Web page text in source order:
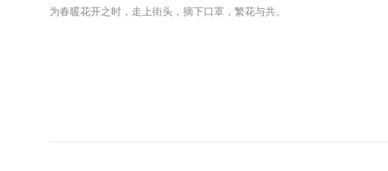
为春暖花开之时，走上街头，摘下口罩，繁花与共。